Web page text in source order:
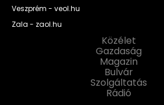
Veszprém - veol.hu
Zala - zaol.hu
Közélet
Gazdaság
Magazin
Bulvár
Szolgáltatás
Rádió